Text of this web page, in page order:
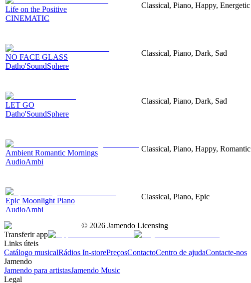
Life on the Positive
CINEMATIC
Classical, Piano, Happy, Energetic
NO FACE GLASS
Datho'SoundSphere
Classical, Piano, Dark, Sad
LET GO
Datho'SoundSphere
Classical, Piano, Dark, Sad
Ambient Romantic Mornings
AudioAmbi
Classical, Piano, Happy, Romantic
Epic Moonlight Piano
AudioAmbi
Classical, Piano, Epic
© 2026 Jamendo Licensing
Transferir app
Links úteis
Catálogo musicalRádios In-storePreçosContactoCentro de ajudaContacte-nos
Jamendo
Jamendo para artistasJamendo Music
Legal